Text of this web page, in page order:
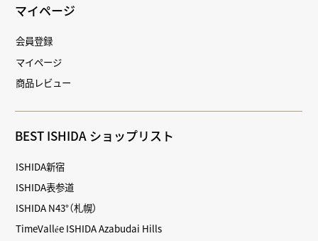
マイページ
会員登録
マイページ
商品レビュー
BEST ISHIDA ショップリスト
ISHIDA新宿
ISHIDA表参道
ISHIDA N43°（札幌）
TimeVallée ISHIDA Azabudai Hills